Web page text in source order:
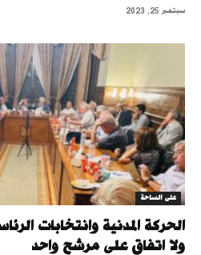
سبتمبر 25, 2023
على الساحة
الحركة المدنية وانتخابات
ولا اتفاق على مرشح واحد